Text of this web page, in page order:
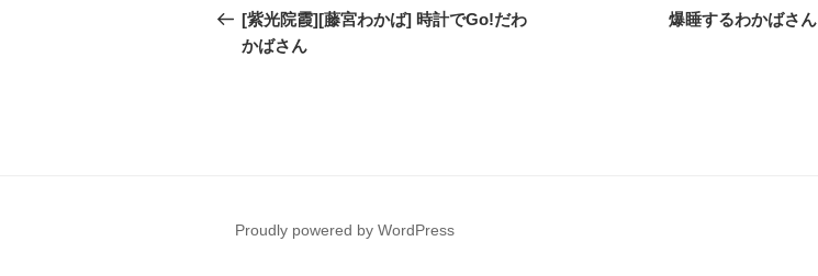
稿
ナ
の
投
[紫光院霞][藤宮わかば] 時計でGo!だわ
かばさん
爆睡するわかばさん
Proudly powered by WordPress